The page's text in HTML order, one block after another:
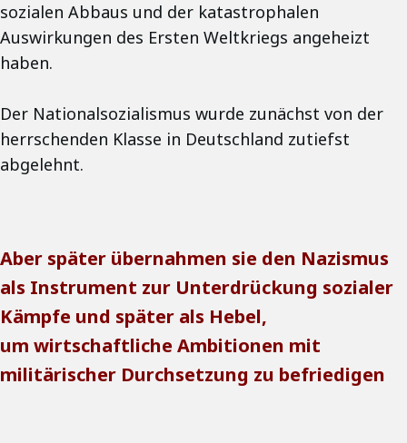
sozialen Abbaus und der katastrophalen
Auswirkungen des Ersten Weltkriegs angeheizt
haben.
Der Nationalsozialismus wurde zunächst von der
herrschenden Klasse in Deutschland zutiefst
abgelehnt.
Aber später übernahmen sie den Nazismus
als Instrument zur Unterdrückung sozialer
Kämpfe und später als Hebel,
um wirtschaftliche Ambitionen mit
militärischer Durchsetzung zu befriedigen